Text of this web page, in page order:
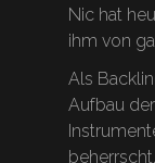
Nic hat
ihm von
Als
Aufbau